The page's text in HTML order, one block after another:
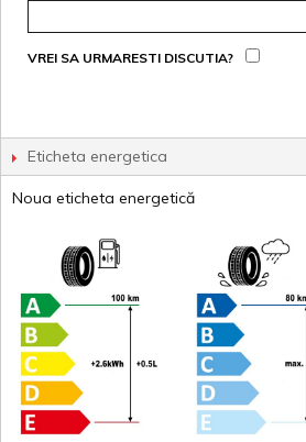
VREI SA URMARESTI DISCUTIA?
Eticheta energetica
Noua eticheta energetică